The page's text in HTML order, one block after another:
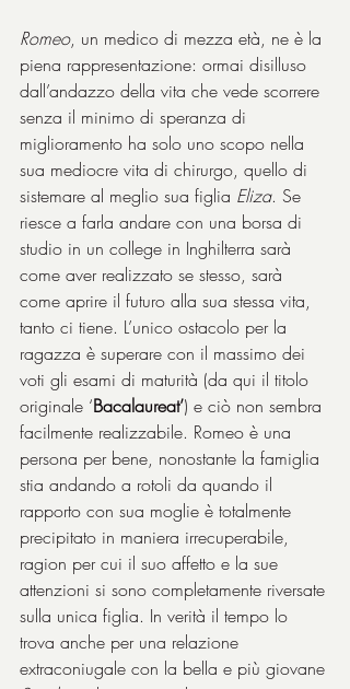
Romeo, un medico di mezza età, ne è la
piena rappresentazione: ormai disilluso
dall’andazzo della vita che vede scorrere
senza il minimo di speranza di
miglioramento ha solo uno scopo nella
sua mediocre vita di chirurgo, quello di
sistemare al meglio sua figlia Eliza. Se
riesce a farla andare con una borsa di
studio in un college in Inghilterra sarà
come aver realizzato se stesso, sarà
come aprire il futuro alla sua stessa vita,
tanto ci tiene. L’unico ostacolo per la
ragazza è superare con il massimo dei
voti gli esami di maturità (da qui il titolo
originale ‘Bacalaureat’) e ciò non sembra
facilmente realizzabile. Romeo è una
persona per bene, nonostante la famiglia
stia andando a rotoli da quando il
rapporto con sua moglie è totalmente
precipitato in maniera irrecuperabile,
ragion per cui il suo affetto e la sue
attenzioni si sono completamente riversate
sulla unica figlia. In verità il tempo lo
trova anche per una relazione
extraconiugale con la bella e più giovane